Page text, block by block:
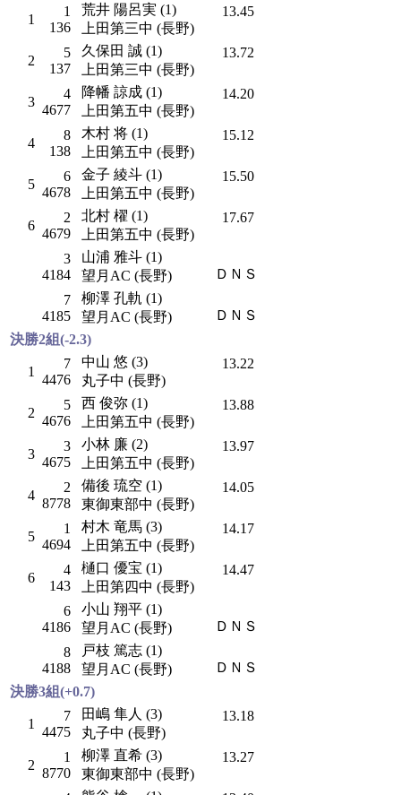
1
1
136
荒井 陽呂実 (1)
上田第三中 (長野)
13.45
2
5
137
久保田 誠 (1)
上田第三中 (長野)
13.72
3
4
4677
降幡 諒成 (1)
上田第五中 (長野)
14.20
4
8
138
木村 将 (1)
上田第五中 (長野)
15.12
5
6
4678
金子 綾斗 (1)
上田第五中 (長野)
15.50
6
2
4679
北村 櫂 (1)
上田第五中 (長野)
17.67
3
4184
山浦 雅斗 (1)
望月AC (長野)
ＤＮＳ
7
4185
柳澤 孔軌 (1)
望月AC (長野)
ＤＮＳ
決勝2組(-2.3)
1
7
4476
中山 悠 (3)
丸子中 (長野)
13.22
2
5
4676
西 俊弥 (1)
上田第五中 (長野)
13.88
3
3
4675
小林 廉 (2)
上田第五中 (長野)
13.97
4
2
8778
備後 琉空 (1)
東御東部中 (長野)
14.05
5
1
4694
村木 竜馬 (3)
上田第五中 (長野)
14.17
6
4
143
樋口 優宝 (1)
上田第四中 (長野)
14.47
6
4186
小山 翔平 (1)
望月AC (長野)
ＤＮＳ
8
4188
戸枝 篤志 (1)
望月AC (長野)
ＤＮＳ
決勝3組(+0.7)
1
7
4475
田嶋 隼人 (3)
丸子中 (長野)
13.18
2
1
8770
柳澤 直希 (3)
東御東部中 (長野)
13.27